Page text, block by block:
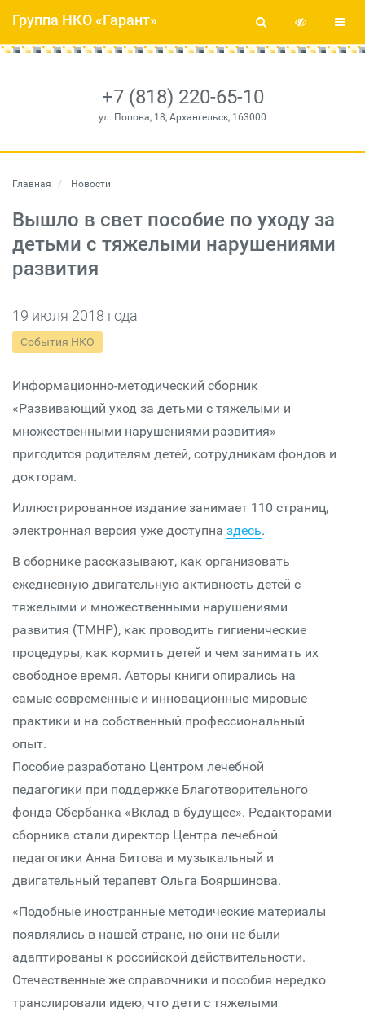
+7 (818) 220-65-10
ул. Попова, 18, Архангельск, 163000
Группа НКО «Гарант»
Главная Новости
Вышло в свет пособие по уходу за
детьми с тяжелыми нарушениями
развития
19 июля 2018 года
События НКО
Информационно-методический сборник
«Развивающий уход за детьми с тяжелыми и
множественными нарушениями развития»
пригодится родителям детей, сотрудникам фондов и
докторам.
Иллюстрированное издание занимает 110 страниц,
электронная версия уже доступна здесь.
В сборнике рассказывают, как организовать
ежедневную двигательную активность детей с
тяжелыми и множественными нарушениями
развития (ТМНР), как проводить гигиенические
процедуры, как кормить детей и чем занимать их
свободное время. Авторы книги опирались на
самые современные и инновационные мировые
практики и на собственный профессиональный
опыт.
Пособие разработано Центром лечебной
педагогики при поддержке Благотворительного
фонда Сбербанка «Вклад в будущее». Редакторами
сборника стали директор Центра лечебной
педагогики Анна Битова и музыкальный и
двигательный терапевт Ольга Бояршинова.
«Подобные иностранные методические материалы
появлялись в нашей стране, но они не были
адаптированы к российской действительности.
Отечественные же справочники и пособия нередко
транслировали идею, что дети с тяжелыми